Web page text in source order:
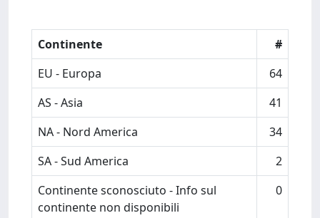
Continente
#
EU - Europa
64
AS - Asia
41
NA - Nord America
34
SA - Sud America
2
Continente sconosciuto - Info sul
continente non disponibili
0